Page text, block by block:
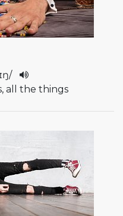
/
all the things